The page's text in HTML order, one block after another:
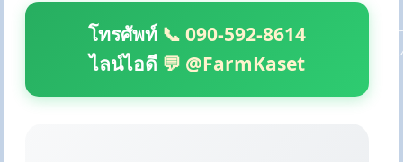
โทรศัพท์ 📞 090-592-8614
ไลน์ไอดี 💬 @FarmKaset